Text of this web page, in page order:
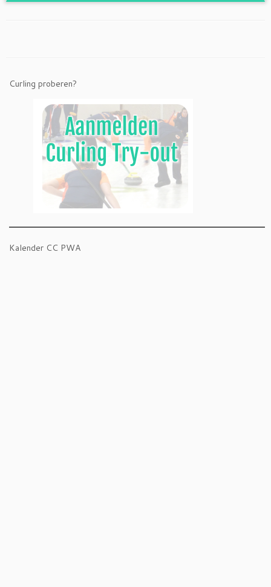
Curling proberen?
Kalender CC PWA